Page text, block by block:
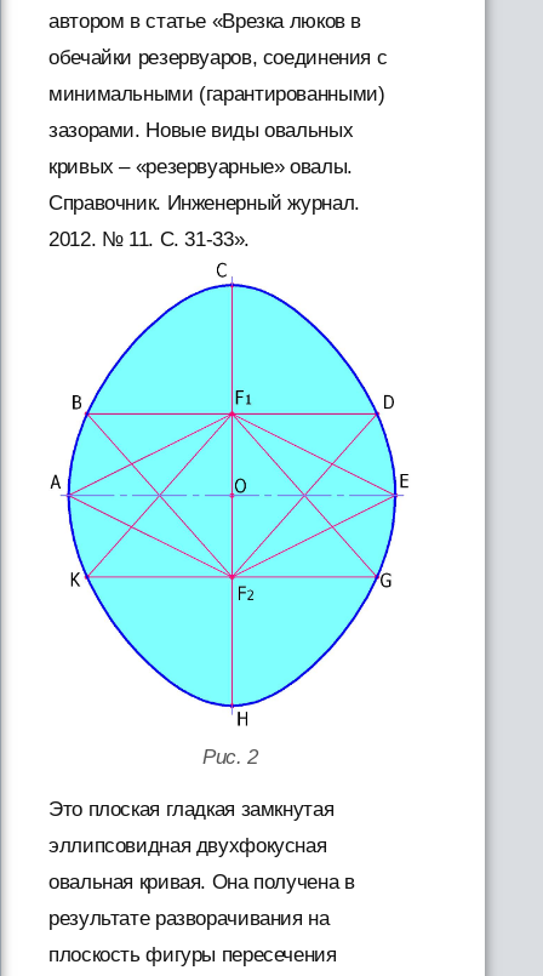
автором в статье «Врезка люков в
обечайки резервуаров, соединения с
минимальными (гарантированными)
зазорами. Новые виды овальных
кривых – «резервуарные» овалы.
Справочник. Инженерный журнал.
2012. № 11. С. 31-33».
Рис. 2
Это плоская гладкая замкнутая
эллипсовидная двухфокусная
овальная кривая. Она получена в
результате разворачивания на
плоскость фигуры пересечения